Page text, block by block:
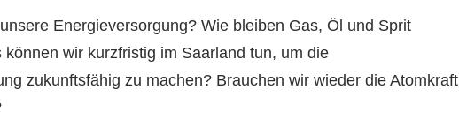
Energieversorgung? Wie bleiben Gas, Öl und Sprit
können wir kurzfristig im Saarland tun, um die
zukunftsfähig zu machen? Brauchen wir wieder die Atomkraft